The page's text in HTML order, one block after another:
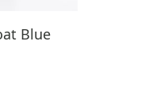
Blue